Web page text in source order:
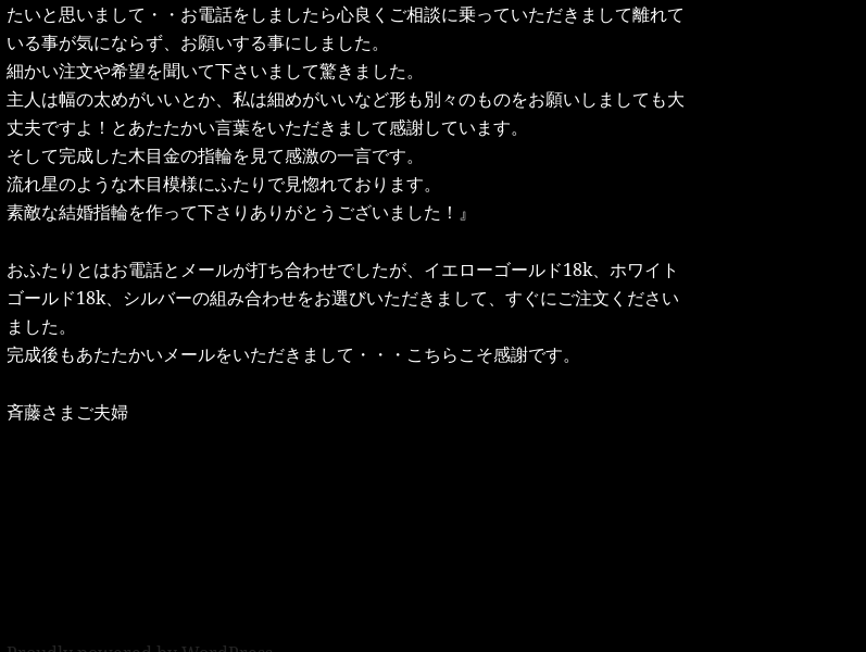
たいと思いまして・・お電話をしましたら心良くご相談に乗っていただきまして離れて
いる事が気にならず、お願いする事にしました。
細かい注文や希望を聞いて下さいまして驚きました。
主人は幅の太めがいいとか、私は細めがいいなど形も別々のものをお願いしましても大
丈夫ですよ！とあたたかい言葉をいただきまして感謝しています。
そして完成した木目金の指輪を見て感激の一言です。
流れ星のような木目模様にふたりで見惚れております。
素敵な結婚指輪を作って下さりありがとうございました！』
おふたりとはお電話とメールが打ち合わせでしたが、イエローゴールド18k、ホワイト
ゴールド18k、シルバーの組み合わせをお選びいただきまして、すぐにご注文ください
ました。
完成後もあたたかいメールをいただきまして・・・こちらこそ感謝です。
斉藤さまご夫婦